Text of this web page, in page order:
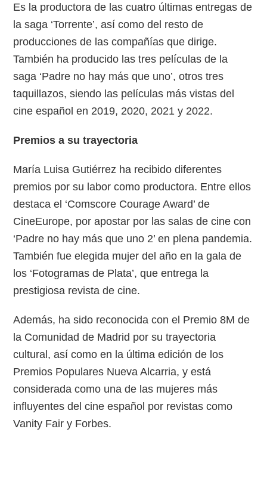
Es la productora de las cuatro últimas entregas de
la saga ‘Torrente’, así como del resto de
producciones de las compañías que dirige.
También ha producido las tres películas de la
saga ‘Padre no hay más que uno’, otros tres
taquillazos, siendo las películas más vistas del
cine español en 2019, 2020, 2021 y 2022.
Premios a su trayectoria
María Luisa Gutiérrez ha recibido diferentes
premios por su labor como productora. Entre ellos
destaca el ‘Comscore Courage Award’ de
CineEurope, por apostar por las salas de cine con
‘Padre no hay más que uno 2’ en plena pandemia.
También fue elegida mujer del año en la gala de
los ‘Fotogramas de Plata’, que entrega la
prestigiosa revista de cine.
Además, ha sido reconocida con el Premio 8M de
la Comunidad de Madrid por su trayectoria
cultural, así como en la última edición de los
Premios Populares Nueva Alcarria, y está
considerada como una de las mujeres más
influyentes del cine español por revistas como
Vanity Fair y Forbes.